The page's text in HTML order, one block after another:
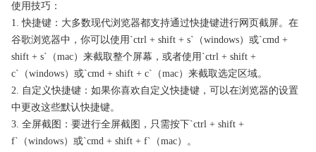
使用技巧：
1. 快捷键：大多数现代浏览器都支持通过快捷键进行网页截屏。在
谷歌浏览器中，你可以使用`ctrl + shift + s`（windows）或`cmd +
shift + s`（mac）来截取整个屏幕，或者使用`ctrl + shift +
c`（windows）或`cmd + shift + c`（mac）来截取选定区域。
2. 自定义快捷键：如果你喜欢自定义快捷键，可以在浏览器的设置
中更改这些默认快捷键。
3. 全屏截图：要进行全屏截图，只需按下`ctrl + shift +
f`（windows）或`cmd + shift + f`（mac）。